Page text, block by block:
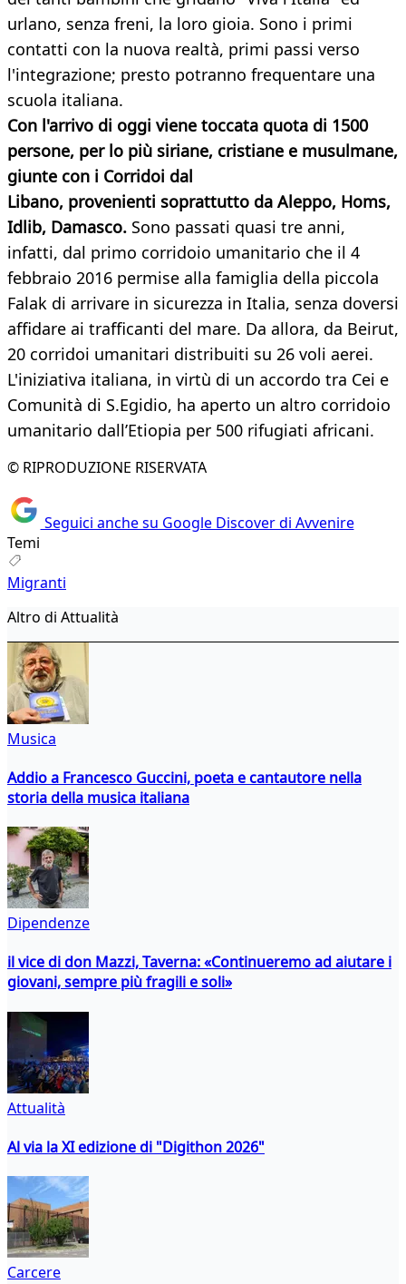
urlano, senza freni, la loro gioia. Sono i primi
contatti con la nuova realtà, primi passi verso
l'integrazione; presto potranno frequentare una
scuola italiana.
Con l'arrivo di oggi viene toccata quota di 1500
persone, per lo più siriane, cristiane e musulmane,
giunte con i Corridoi dal
Libano, provenienti soprattutto da Aleppo, Homs,
Idlib, Damasco. Sono passati quasi tre anni,
infatti, dal primo corridoio umanitario che il 4
febbraio 2016 permise alla famiglia della piccola
Falak di arrivare in sicurezza in Italia, senza doversi
affidare ai trafficanti del mare. Da allora, da Beirut,
20 corridoi umanitari distribuiti su 26 voli aerei.
L'iniziativa italiana, in virtù di un accordo tra Cei e
Comunità di S.Egidio, ha aperto un altro corridoio
umanitario dall’Etiopia per 500 rifugiati africani.
© RIPRODUZIONE RISERVATA
Seguici anche su Google Discover di Avvenire
Temi
Migranti
Altro di Attualità
Musica
Addio a Francesco Guccini, poeta e cantautore nella
storia della musica italiana
Dipendenze
il vice di don Mazzi, Taverna: «Continueremo ad aiutare i
giovani, sempre più fragili e soli»
Attualità
Al via la XI edizione di "Digithon 2026"
Carcere